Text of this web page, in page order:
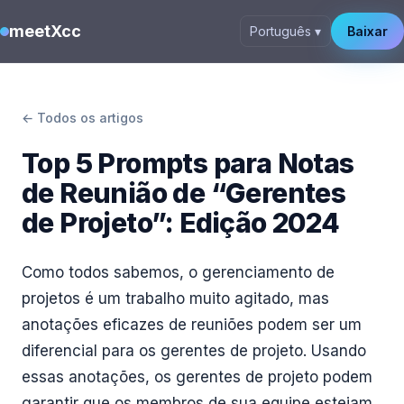
meetXcc Português ▾ Baixar
← Todos os artigos
Top 5 Prompts para Notas
de Reunião de “Gerentes
de Projeto”: Edição 2024
Como todos sabemos, o gerenciamento de
projetos é um trabalho muito agitado, mas
anotações eficazes de reuniões podem ser um
diferencial para os gerentes de projeto. Usando
essas anotações, os gerentes de projeto podem